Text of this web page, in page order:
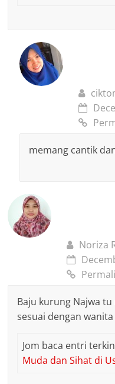
memang cantik
Noriza
Baju kurung Najwa
sesuai dengan
Jom baca entri
Muda dan Sihat di